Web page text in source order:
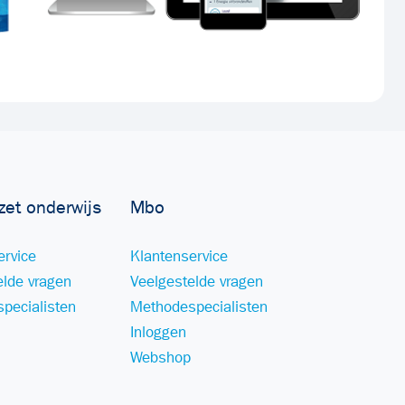
onderwijs
vragen
Mbo
Klantenservice
Veelgestelde vragen
Methodespecialisten
Inloggen
Webshop